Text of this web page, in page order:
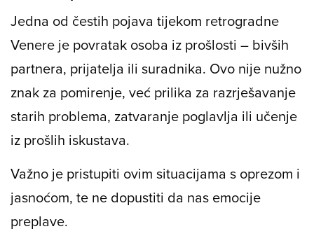
Jedna od čestih pojava tijekom retrogradne
Venere je povratak osoba iz prošlosti – bivših
partnera, prijatelja ili suradnika. Ovo nije nužno
znak za pomirenje, već prilika za razrješavanje
starih problema, zatvaranje poglavlja ili učenje
iz prošlih iskustava.
Važno je pristupiti ovim situacijama s oprezom i
jasnoćom, te ne dopustiti da nas emocije
preplave.